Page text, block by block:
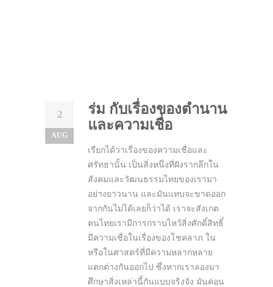
2
AUG
ร่ม กับเรื่องของตำนาน
และความเชื่อ
เรียกได้ว่าเรื่องของความเชื่อและ
ศรัทธานั้น เป็นสิ่งหนึ่งที่ฝังรากลึกใน
สังคมและวัฒนธรรมไทยของเรามา
อย่างยาวนาน และมันแทบจะขาดออก
จากกันไม่ได้เลยก็ว่าได้ เราจะสังเกต
คนไทยเรามีการกราบไหว้สิ่งศักดิ์สิทธิ์
มีความเชื่อในเรื่องของโชคลาภ ใน
หรือในศาสตร์ที่มีความหลากหลาย
แตกต่างกันออกไป ซึ่งหากเราลองมา
ศึกษาสิ่งเหล่านี้กันแบบจริงจัง มันค่อน